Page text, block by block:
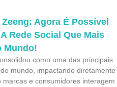
Agora É Possível
Rede Social Que Mais
Mundo!
como uma das principais
mundo, impactando diretamente
marcas e consumidores interagem